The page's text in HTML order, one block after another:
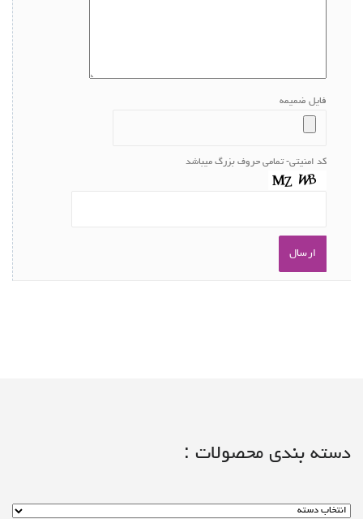
فایل ضمیمه
کد امنیتی- تمامی حروف بزرگ میباشد
دسته بندی محصولات :